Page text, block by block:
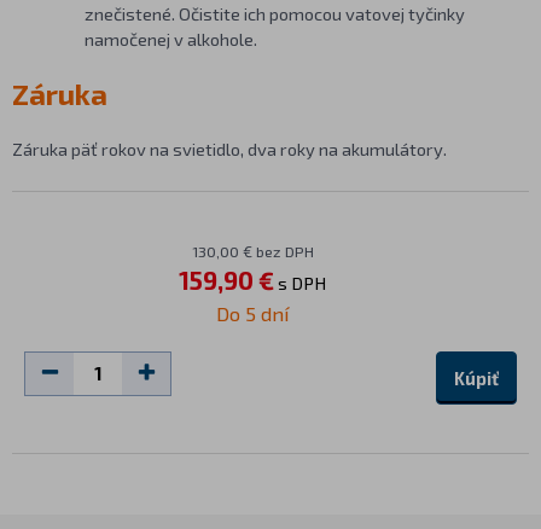
znečistené. Očistite ich pomocou vatovej tyčinky
namočenej v alkohole.
Záruka
Záruka päť rokov na svietidlo, dva roky na akumulátory.
130,00 € bez DPH
159,90 € s DPH
Do 5 dní
Kúpiť